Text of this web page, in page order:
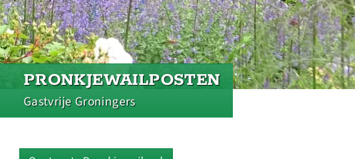
PRONKJEWAILPOSTEN
Gastvrije Groningers